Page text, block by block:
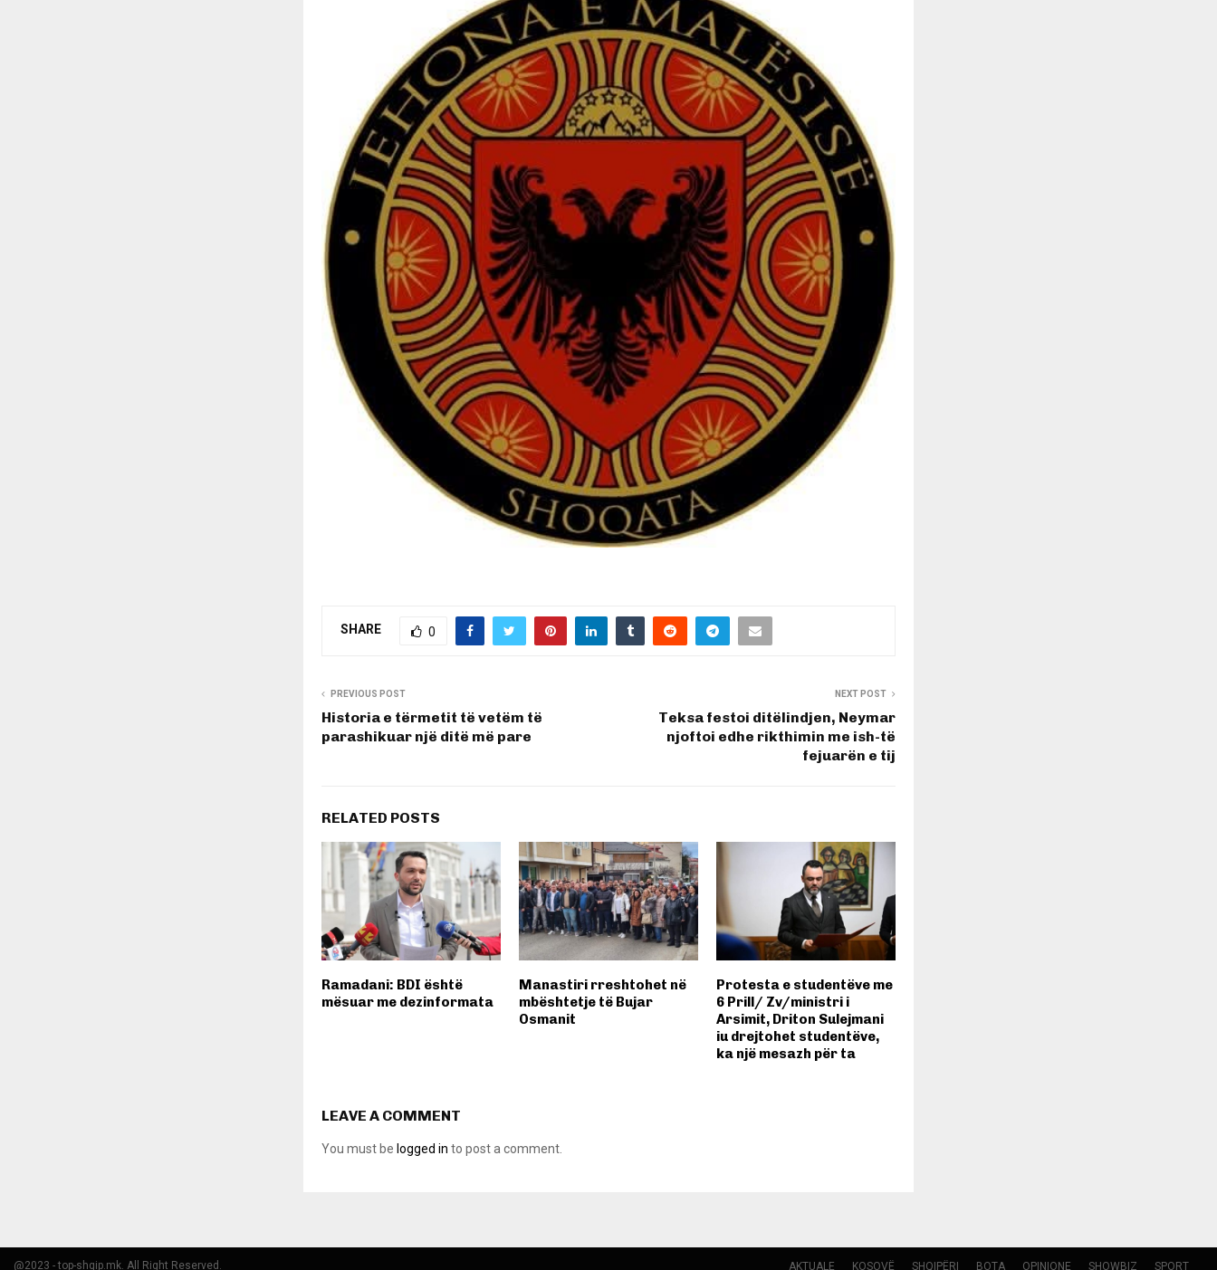
SHARE 0
PREVIOUS POST
Historia e tërmetit të vetëm të
parashikuar një ditë më pare
NEXT POST
Teksa festoi ditëlindjen, Neymar
njoftoi edhe rikthimin me ish-të
fejuarën e tij
RELATED POSTS
Ramadani: BDI është
mësuar me dezinformata
Manastiri rreshtohet në
mbështetje të Bujar
Osmanit
Protesta e studentëve me
6 Prill/ Zv/ministri i
Arsimit, Driton Sulejmani
iu drejtohet studentëve,
ka një mesazh për ta
LEAVE A COMMENT
You must be logged in to post a comment.
@2023 - top-shqip.mk. All Right Reserved. AKTUALE KOSOVË SHQIPËRI BOTA OPINIONE SHOWBIZ SPORT